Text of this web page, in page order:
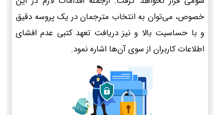
خصوص، می‌توان به انتخاب مترجمان در یک پروسه دقیق
و با حساسیت بالا و نیز دریافت تعهد کتبی عدم افشای
اطلاعات کاربران از سوی آن‌ها اشاره نمود.